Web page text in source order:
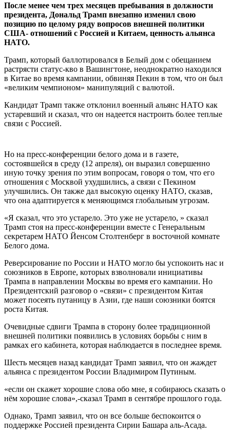
После менее чем трех месяцев пребывания в должности
президента, Дональд Трамп внезапно изменил свою
позицию по целому ряду вопросов внешней политики
США- отношений с Россией и Китаем, ценность альянса
НАТО.
Трамп, который баллотировался в Белый дом с обещанием
растрясти статус-кво в Вашингтоне, неоднократно находился
в Китае во время кампании, обвиняя Пекин в том, что он был
«великим чемпионом» манипуляций с валютой.
Кандидат Трамп также отклонил военный альянс НАТО как
устаревший и сказал, что он надеется настроить более теплые
связи с Россией.
Но на пресс-конференции белого дома и в газете,
состоявшейся в среду (12 апреля), он выразил совершенно
иную точку зрения по этим вопросам, говоря о том, что его
отношения с Москвой ухудшились, а связи с Пекином
улучшились. Он также дал высокую оценку НАТО, сказав,
что она адаптируется к меняющимся глобальным угрозам.
«Я сказал, что это устарело. Это уже не устарело, » сказал
Трамп стоя на пресс-конференции вместе с Генеральным
секретарем НАТО Йенсом Столтенберг в восточной комнате
Белого дома.
Реверсирование по России и НАТО могло бы успокоить нас и
союзников в Европе, которых взволновали инициативы
Трампа в направлении Москвы во время его кампании. Но
Президентский разговор о «связи» с президентом Китая
может посеять путаницу в Азии, где наши союзники боятся
роста Китая.
Очевидные сдвиги Трампа в сторону более традиционной
внешней политики появились в условиях борьбы с ним в
рамках его кабинета, которая наблюдается в последнее время.
Шесть месяцев назад кандидат Трамп заявил, что он жаждет
альянса с президентом России Владимиром Путиным.
«если он скажет хорошие слова обо мне, я собираюсь сказать о
нём хорошие слова»,-сказал Трамп в сентябре прошлого года.
Однако, Трамп заявил, что он все больше беспокоится о
поддержке Россией президента Сирии Башара аль-Асада.